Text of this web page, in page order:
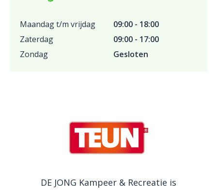
Maandag t/m vrijdag
09:00 - 18:00
Zaterdag
09:00 - 17:00
Zondag
Gesloten
DE JONG Kampeer & Recreatie is